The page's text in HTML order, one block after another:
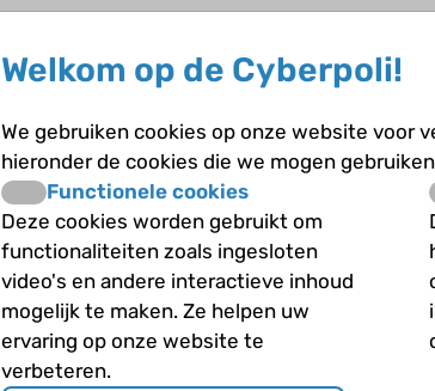
Bloedstolling
Welkom op de Cyberpoli!
We gebruiken cookies op onze website voor
hieronder de cookies die we mogen
Functionele cookies
Deze cookies worden gebruikt om
functionaliteiten zoals ingesloten
video's en andere interactieve inhoud
mogelijk te maken. Ze helpen uw
ervaring op onze website te
verbeteren.